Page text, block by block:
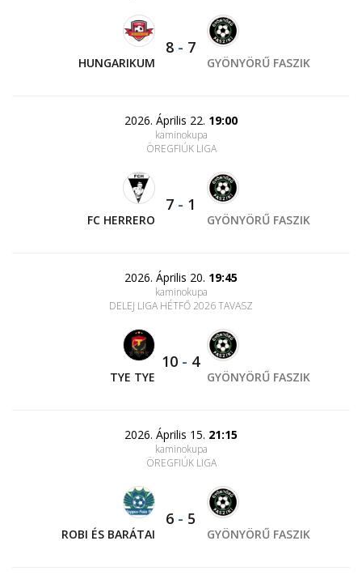
HUNGARIKUM
8 - 7
GYÖNYÖRŰ FASZIK
2026. Április 22. 19:00
kaminokupa
ÖREGFIÚK LIGA
FC HERRERO
7 - 1
GYÖNYÖRŰ FASZIK
2026. Április 20. 19:45
kaminokupa
DELEJ LIGA HÉTFŐ 2026 TAVASZ
TYE TYE
10 - 4
GYÖNYÖRŰ FASZIK
2026. Április 15. 21:15
kaminokupa
ÖREGFIÚK LIGA
ROBI ÉS BARÁTAI
6 - 5
GYÖNYÖRŰ FASZIK